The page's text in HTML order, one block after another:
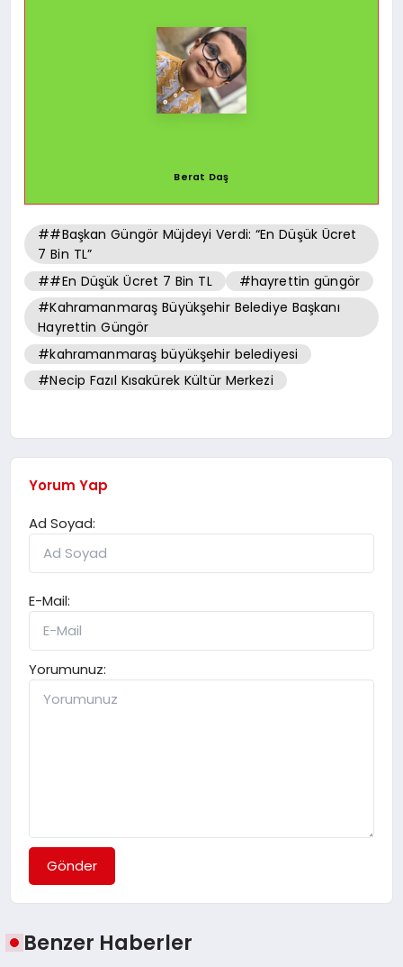
Berat Daş
##Başkan Güngör Müjdeyi Verdi: “En Düşük Ücret
7 Bin TL”
##En Düşük Ücret 7 Bin TL
#hayrettin güngör
#Kahramanmaraş Büyükşehir Belediye Başkanı
Hayrettin Güngör
#kahramanmaraş büyükşehir belediyesi
#Necip Fazıl Kısakürek Kültür Merkezi
Yorum Yap
Ad Soyad:
E-Mail:
Yorumunuz:
Gönder
Benzer Haberler